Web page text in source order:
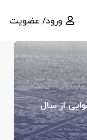
ورود/ عضویت
از سال